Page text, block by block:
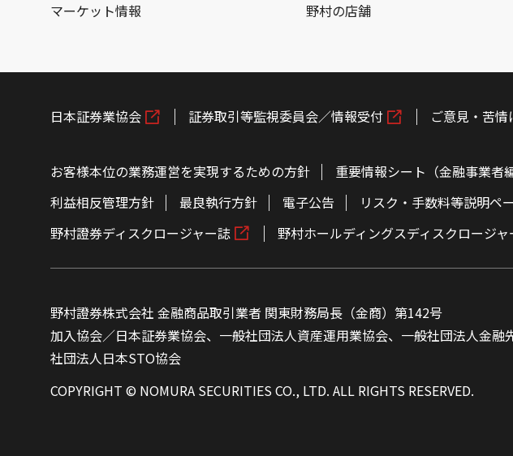
マーケット情報
野村の店舗
日本証券業協会 証券取引等監視委員会／情報受付 ご意見・苦情
お客様本位の業務運営を実現するための方針 重要情報シート（金融事業者編
利益相反管理方針
最良執行方針 電子公告 リスク・手数料等説明ペ
野村證券ディスクロージャー誌
野村ホールディングスディスクロージャ
野村證券株式会社 金融商品取引業者 関東財務局長（金商）第142号
加入協会／日本証券業協会、一般社団法人資産運用業協会、一般社団法人金
社団法人日本STO協会
COPYRIGHT © NOMURA SECURITIES CO., LTD. ALL RIGHTS RESERVED.